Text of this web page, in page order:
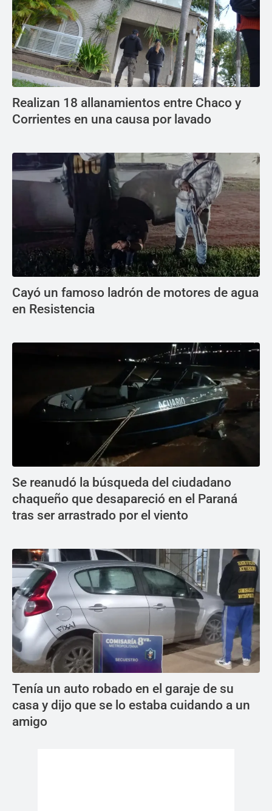
Realizan 18 allanamientos entre Chaco y
Corrientes en una causa por lavado
Cayó un famoso ladrón de motores de agua
en Resistencia
Se reanudó la búsqueda del ciudadano
chaqueño que desapareció en el Paraná
tras ser arrastrado por el viento
Tenía un auto robado en el garaje de su
casa y dijo que se lo estaba cuidando a un
amigo